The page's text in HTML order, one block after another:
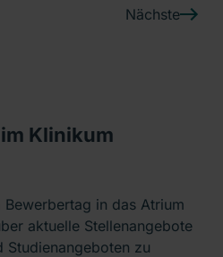
Nächste
Klinikum
in das Atrium
aktuelle Stellenangebote
zu